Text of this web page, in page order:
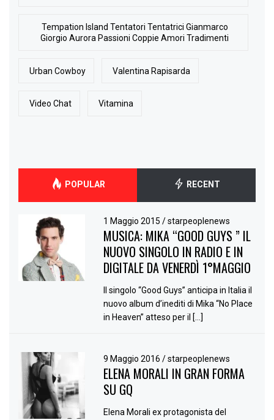
Tempation Island Tentatori Tentatrici Gianmarco
Giorgio Aurora Passioni Coppie Amori Tradimenti
Urban Cowboy Valentina Rapisarda
Video Chat Vitamina
POPULAR RECENT
1 Maggio 2015/ starpeoplenews
MUSICA: MIKA “GOOD GUYS ” IL
NUOVO SINGOLO IN RADIO E IN
DIGITALE DA VENERDÌ 1°MAGGIO
Il singolo “Good Guys” anticipa in Italia il
nuovo album d’inediti di Mika “No Place
in Heaven” atteso per il […]
9 Maggio 2016/ starpeoplenews
ELENA MORALI IN GRAN FORMA
SU GQ
Elena Morali ex protagonista del